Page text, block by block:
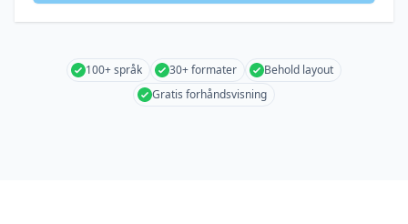
100+ språk 30+ formater
Behold layout
Gratis forhåndsvisning